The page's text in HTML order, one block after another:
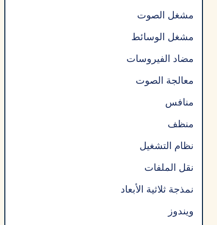
مشغل الصوت
مشغل الوسائط
مضاد الفيروسات
معالجة الصوت
منافس
منظف
نظام التشغيل
نقل الملفات
نمذجة ثلاثية الأبعاد
ويندوز